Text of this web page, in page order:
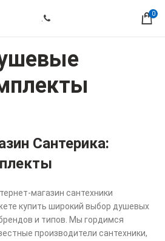
0
Сантерика:
магазин сантехники
купить широкий выбор душевых
и типов. Мы гордимся
производители сантехники,